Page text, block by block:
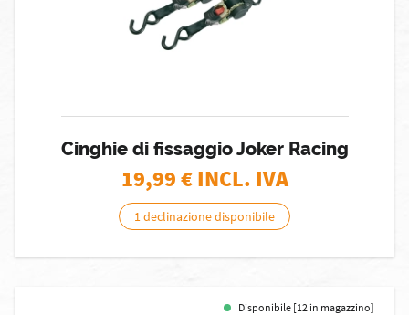
Cinghie di fissaggio Joker Racing
19,99€ INCL. IVA
1 declinazione disponibile
Disponibile [12 in magazzino]